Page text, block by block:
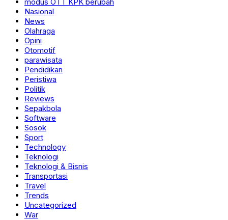
Nasional
News
Olahraga
Opini
Otomotif
parawisata
Pendidikan
Peristiwa
Politik
Reviews
Sepakbola
Software
Sosok
Sport
Technology
Teknologi
Teknologi & Bisnis
Transportasi
Travel
Trends
Uncategorized
War